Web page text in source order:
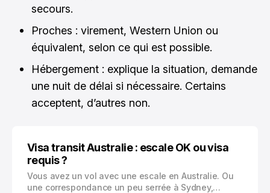
secours.
Proches : virement, Western Union ou
équivalent, selon ce qui est possible.
Hébergement : explique la situation, demande
une nuit de délai si nécessaire. Certains
acceptent, d’autres non.
Visa transit Australie : escale OK ou visa
requis ?
Vous avez un vol avec une escale en Australie. Ou
une correspondance un peu serrée à Sydney,